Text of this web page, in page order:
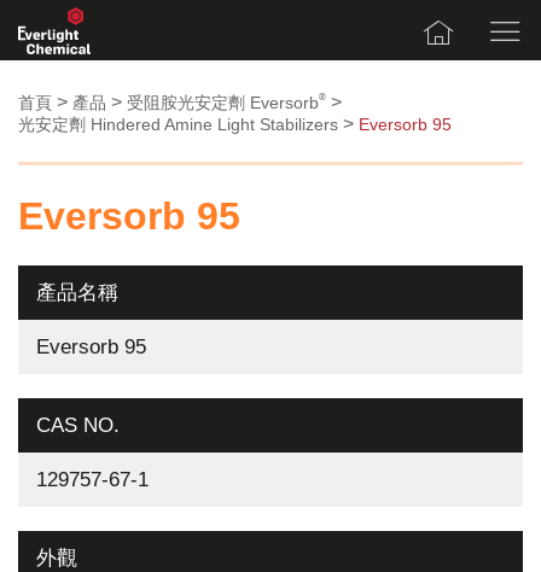
首頁 > 產品 > 受阻胺光安定劑 Eversorb® >
光安定劑 Hindered Amine Light Stabilizers > Eversorb 95
Eversorb 95
產品名稱
Eversorb 95
CAS NO.
129757-67-1
外觀